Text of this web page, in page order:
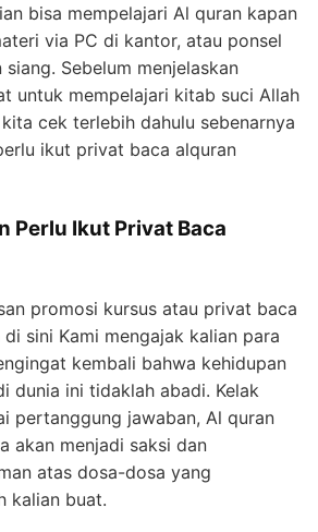
bisa mempelajari Al quran kapan
via PC di kantor, atau ponsel
siang. Sebelum menjelaskan
untuk mempelajari kitab suci Allah
cek terlebih dahulu sebenarnya
ikut privat baca alquran
Perlu Ikut Privat Baca
promosi kursus atau privat baca
sini Kami mengajak kalian para
kembali bahwa kehidupan
dunia ini tidaklah abadi. Kelak
pertanggung jawaban, Al quran
akan menjadi saksi dan
atas dosa-dosa yang
kalian buat.